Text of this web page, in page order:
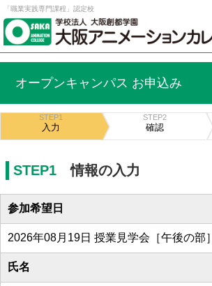
「職業実践専門課程」認定校
オープンキャンパス お申込み
STEP1
入力
STEP2
確認
STEP1 情報の入力
参加希望日
2026年08月19日 授業見学会［午後の部］
氏名